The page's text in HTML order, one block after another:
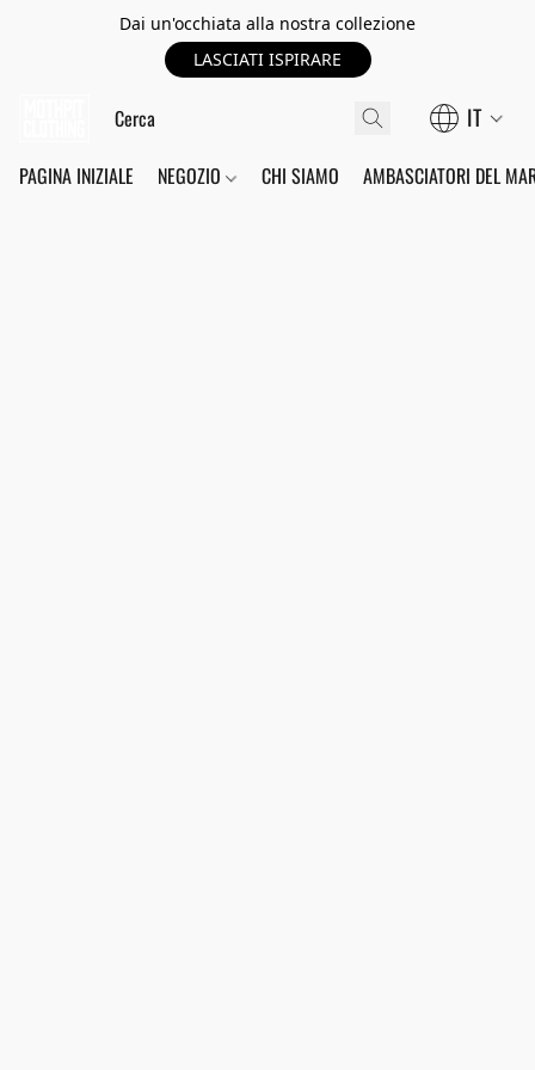
Dai un'occhiata alla nostra collezione
LASCIATI ISPIRARE
IT
PAGINA INIZIALE NEGOZIO CHI SIAMO AMBASCIATORI DEL